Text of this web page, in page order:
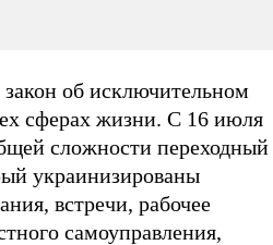
об исключительном
сферах жизни. С 16 июля
сложности переходный
украинизированы
встречи, рабочее
самоуправления,